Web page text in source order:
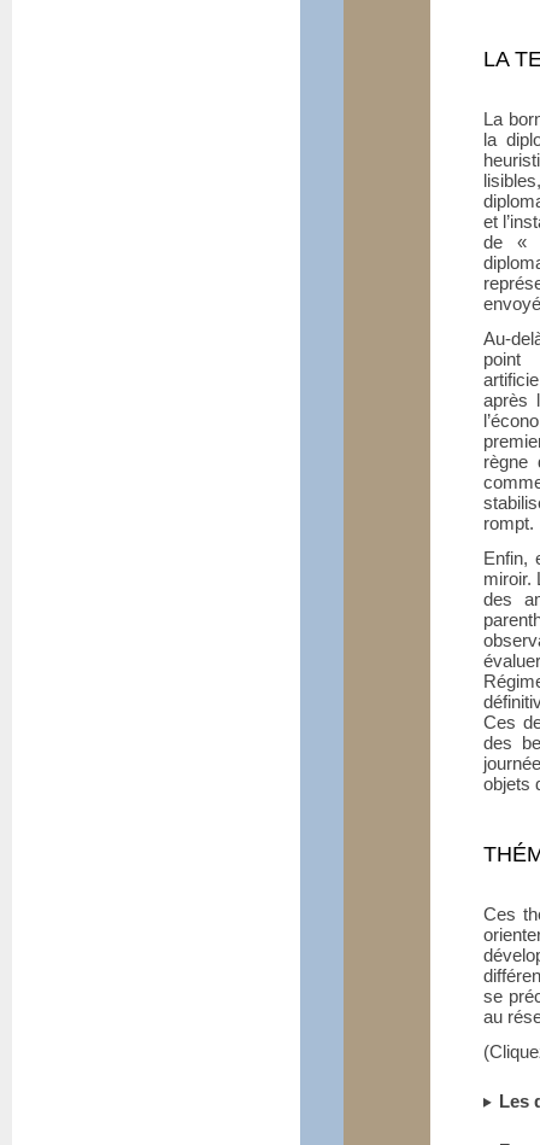
LA
La
la
et
de «
Au-
point
après
règne
rompt.
Enfin,
miroir.
des
Ces
des
objets
Ces
se
au
Les